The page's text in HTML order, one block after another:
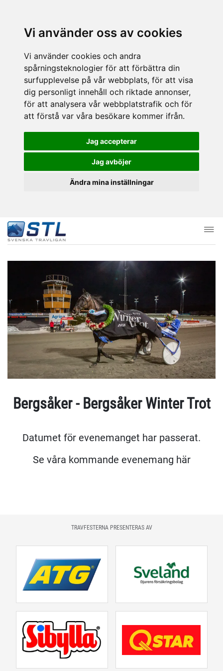
Vi använder oss av cookies
Vi använder cookies och andra
spårningsteknologier för att förbättra din
surfupplevelse på vår webbplats, för att visa
dig personligt innehåll och riktade annonser,
för att analysera vår webbplatstrafik och för
att förstå var våra besökare kommer ifrån.
Jag accepterar
Jag avböjer
Ändra mina inställningar
Bergsåker - Bergsåker Winter Trot
Datumet för evenemanget har passerat.
Se våra kommande evenemang här
TRAVFESTERNA PRESENTERAS AV